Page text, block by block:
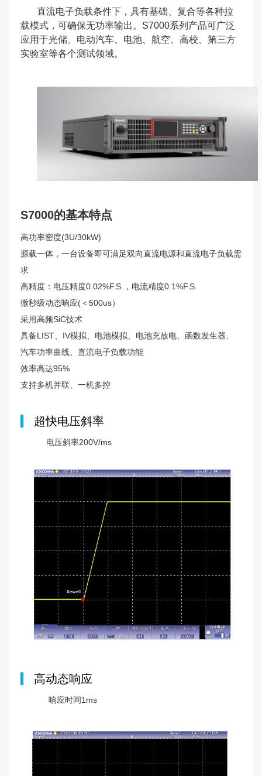
直流电子负载条件下，具有基础、复合等各种拉
载模式，可确保无功率输出。S7000系列产品可广泛
应用于光储、电动汽车、电池、航空、高校、第三方
实验室等各个测试领域。
S7000的基本特点
高功率密度(3U/30kW)
源载一体，一台设备即可满足双向直流电源和直流电子负载需
求
高精度：电压精度0.02%F.S.，电流精度0.1%F.S.
微秒级动态响应(＜500us）
采用高频SiC技术
具备LIST、IV模拟、电池模拟、电池充放电、函数发生器、
汽车功率曲线、直流电子负载功能
效率高达95%
支持多机并联、一机多控
超快电压斜率
电压斜率200V/ms
高动态响应
响应时间1ms